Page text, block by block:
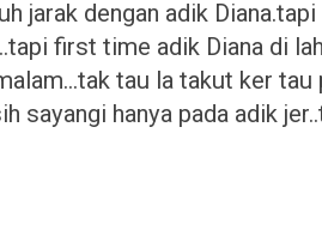
jarak dengan adik
first time adik Diana di
tau la takut ker tau
sayangi hanya pada adik